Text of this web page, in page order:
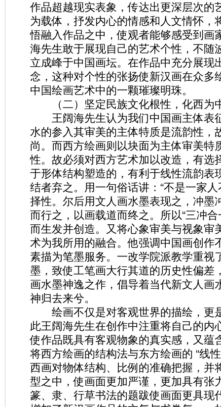
作品超越现实表象，传达出更深层次的
为载体，抒发内心的情感和人文情怀，
悟融入作品之中，使观者能够感受到画
海先生敢于展现自己的艺术个性，不随
立成峰于中国画坛。在作品中充分展现
念，这种对个性的张扬使新汉画在众多
中国绘画艺术中的一颗璀璨明珠。
（二）坚定民族文化根性，化西为
王阔海先生认为我们中国画主体表
水的参入其审美的主体特质是流韵性，
尚。而西方绘画则以块面为主体审美特
性。故必须对西方艺术加以改造，有选
于形体结构塑造的，有利于线性流韵表
结者弃之。用一句俗话讲：“不是一家
择性。尔后用文人画水墨表现之，冲墨
而行之，以画载道而终之。所以“三冲
而生发并创造。又将心象审美与视象审
术为我所用的融合。他强调中国画创作
素描为笔墨服务。一改学院派教学重视
墨，致使工笔画大行其道的历史性偏差
画水墨神逸之作，倡导着当代新文人画
神归去来兮。
绘画不仅是对客观世界的描绘，更
此王阔海先生在创作中注重将自己的内
使作品既具有客观物象的真实感，又蕴
将西方绘画的结构法与东方绘画的 “线
西画对物体结构、比例的准确把握，并
型之中，使画面更加严谨，更加具有张
篆、隶、行草书法的题跋使画面更具现